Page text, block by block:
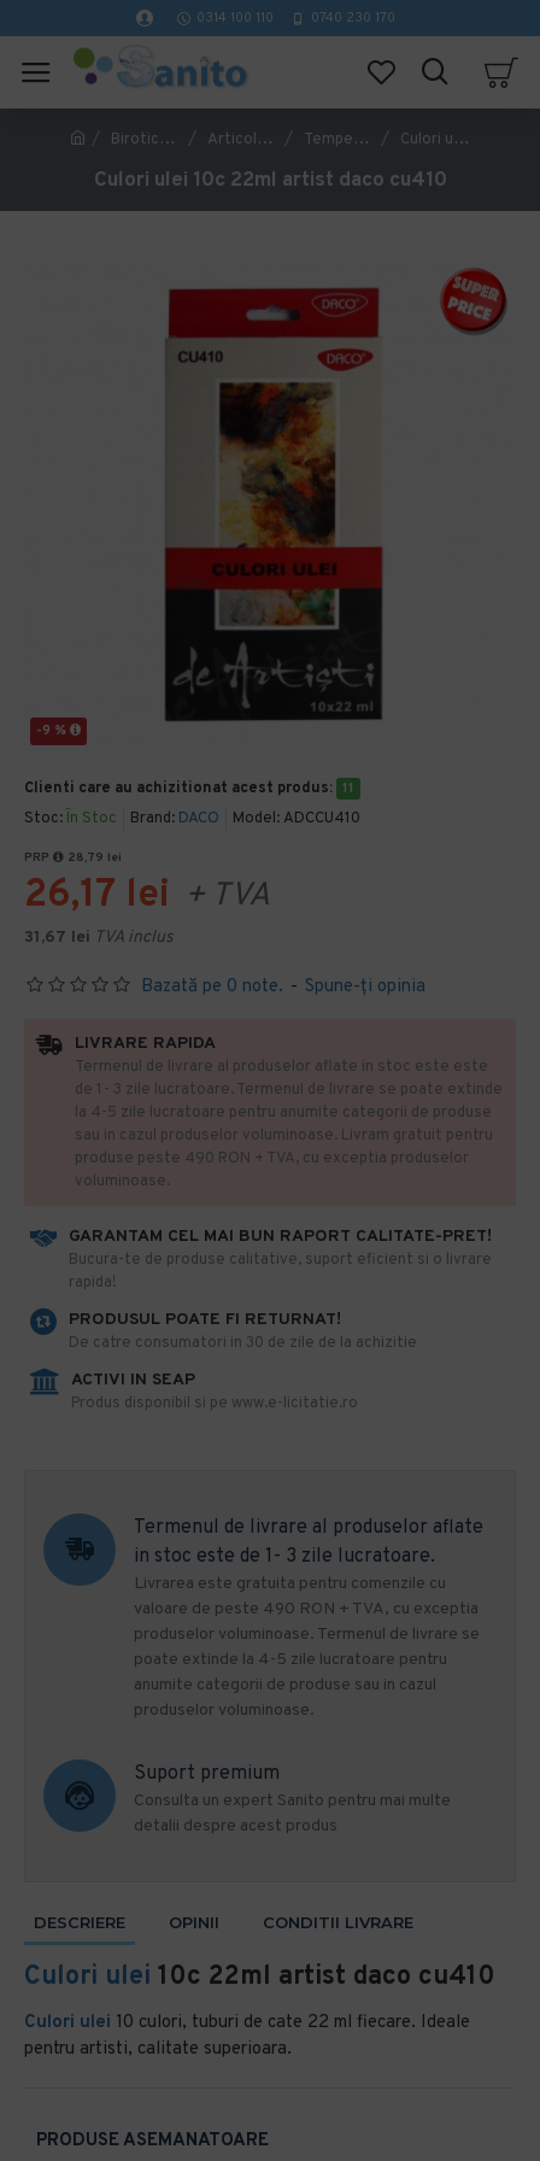
0314 100 110 0740 230 170
Birotica si papetarie Articole si rechizite scolare Tempera, acuarele, guasa si acril Culori ulei 10c 22ml artist daco cu410
Culori ulei 10c 22ml artist daco cu410
-9 %
Clienti care au achizitionat acest produs: 11
Stoc: În Stoc Brand: DACO Model: ADCCU410
Bazată pe 0 note. - Spune-ţi opinia
PRP 28,79 lei
26,17 lei + TVA
31,67 lei TVA inclus
GARANTAM CEL MAI BUN RAPORT CALITATE-PRET!
​Bucura-te de produse calitative, suport eficient si o livrare
rapida!
PRODUSUL POATE FI RETURNAT!
De catre consumatori in 30 de zile de la achizitie
ACTIVI IN SEAP
Produs disponibil si pe www.e-licitatie.ro
LIVRARE RAPIDA
Termenul de livrare al produselor aflate in stoc este este
de 1- 3 zile lucratoare. Termenul de livrare se poate extinde
la 4-5 zile lucratoare pentru anumite categorii de produse
sau in cazul produselor voluminoase. Livram gratuit pentru
produse peste 490 RON + TVA, cu exceptia produselor
voluminoase.
Termenul de livrare al produselor aflate
in stoc este de 1- 3 zile lucratoare.
Livrarea este gratuita pentru comenzile cu
valoare de peste 490 RON + TVA, cu exceptia
produselor voluminoase. Termenul de livrare se
poate extinde la 4-5 zile lucratoare pentru
anumite categorii de produse sau in cazul
produselor voluminoase.
Suport premium
Consulta un expert Sanito pentru mai multe
detalii despre acest produs
PRODUSE ASEMANATOARE
DESCRIERE OPINII CONDITII LIVRARE
Culori ulei 10c 22ml artist daco cu410
Culori ulei 10 culori, tuburi de cate 22 ml fiecare. Ideale
pentru artisti, calitate superioara.